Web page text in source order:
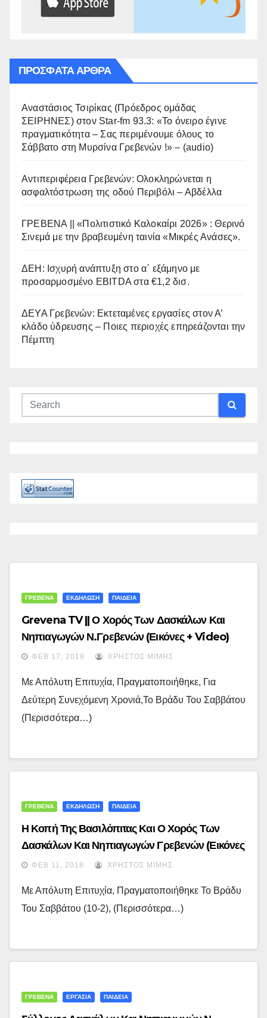
ΠΡΌΣΦΑΤΑ ΆΡΘΡΑ
Αναστάσιος Τσιρίκας (Πρόεδρος ομάδας
ΣΕΙΡΗΝΕΣ) στον Star-fm 93.3: «Το όνειρο έγινε
πραγματικότητα – Σας περιμένουμε όλους το
Σάββατο στη Μυρσίνα Γρεβενών !» – (audio)
Αντιπεριφέρεια Γρεβενών: Ολοκληρώνεται η
ασφαλτόστρωση της οδού Περιβόλι – Αβδέλλα
ΓΡΕΒΕΝΑ || «Πολιτιστικό Καλοκαίρι 2026» : Θερινό
Σινεμά με την βραβευμένη ταινία «Μικρές Ανάσες».
ΔΕΗ: Ισχυρή ανάπτυξη στο α΄ εξάμηνο με
προσαρμοσμένο EBITDA στα €1,2 δισ.
ΔΕΥΑ Γρεβενών: Εκτεταμένες εργασίες στον Α’
κλάδο ύδρευσης – Ποιες περιοχές επηρεάζονται την
Πέμπτη
ΓΡΕΒΕΝΑ ΕΚΔΗΛΩΣΗ ΠΑΙΔΕΙΑ
Grevena TV || Ο Χορός Των Δασκάλων Και
Νηπιαγωγών Ν.Γρεβενών (εικόνες + Video)
ΦΕΒ 17, 2019 ΧΡΉΣΤΟΣ ΜΊΜΗΣ
Με Απόλυτη Επιτυχία, Πραγματοποιήθηκε, Για
Δεύτερη Συνεχόμενη Χρονιά,το Βράδυ Του Σαββάτου
(περισσότερα…)
ΓΡΕΒΕΝΑ ΕΚΔΗΛΩΣΗ ΠΑΙΔΕΙΑ
Η Κοπή Της Βασιλόπιτας Και Ο Χορός Των
Δασκάλων Και Νηπιαγωγών Γρεβενών (εικόνες
+ Video)
ΦΕΒ 11, 2018 ΧΡΉΣΤΟΣ ΜΊΜΗΣ
Με Απόλυτη Επιτυχία, Πραγματοποιήθηκε Το Βράδυ
Του Σαββάτου (10-2), (περισσότερα…)
ΓΡΕΒΕΝΑ ΕΡΓΑΣΙΑ ΠΑΙΔΕΙΑ